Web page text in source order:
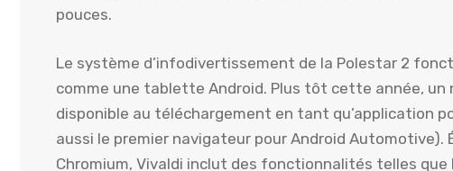
pouces.
Le système d’infodivertissement de la Polestar 2
comme une tablette Android. Plus tôt cette année, un
disponible au téléchargement en tant qu’application
aussi le premier navigateur pour Android
Chromium, Vivaldi inclut des fonctionnalités telles